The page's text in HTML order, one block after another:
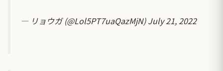
— リョウガ (@Lol5PT7uaQazMjN)July 21, 2022